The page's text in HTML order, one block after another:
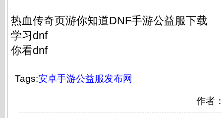
热血传奇页游你知道DNF手游公益服下载
学习dnf
你看dnf
Tags:安卓手游公益服发布网
作者